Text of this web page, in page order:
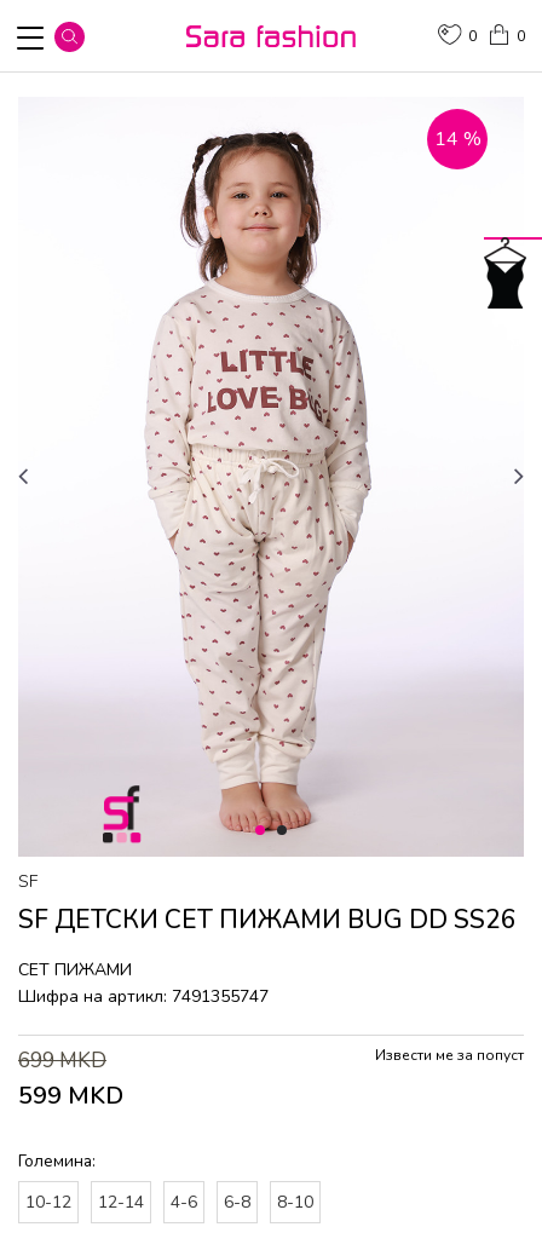
0
0
1 2
14 %
SF
SF ДЕТСКИ СЕТ ПИЖАМИ BUG DD SS26
СЕТ ПИЖАМИ
Шифра на артикл: 7491355747
699MKD
599 MKD
Извести ме за попуст
Големина:
10-12
12-14 4-6 6-8 8-10